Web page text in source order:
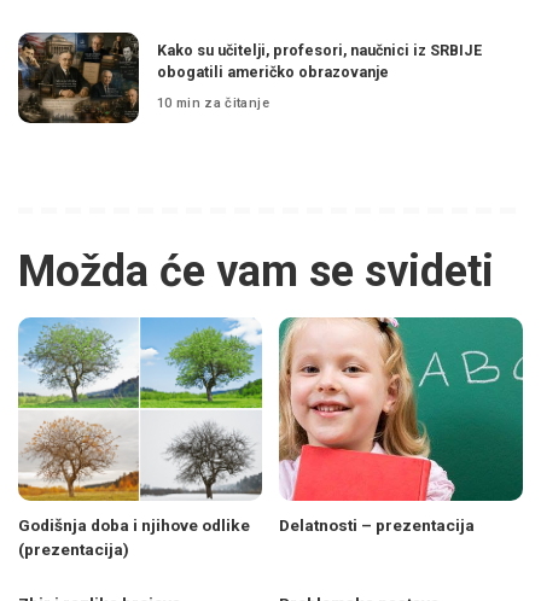
Kako su učitelji, profesori, naučnici iz SRBIJE
obogatili američko obrazovanje
10 min za čitanje
Možda će vam se svideti
Godišnja doba i njihove odlike
(prezentacija)
Delatnosti – prezentacija